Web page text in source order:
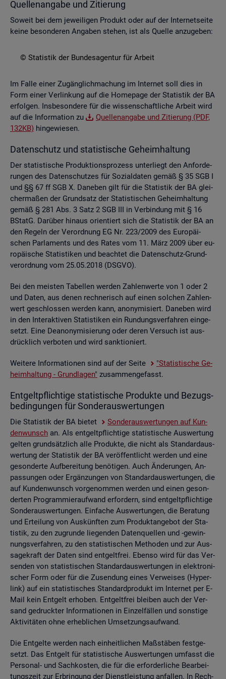
Quel­len­an­ga­be und Zi­tie­rung
So­weit bei dem je­wei­li­gen Pro­dukt oder auf der In­ter­net­sei­te
keine be­son­de­ren An­ga­ben ste­hen, ist als Quel­le an­zu­ge­ben:
© Sta­tis­tik der Bun­des­agen­tur für Ar­beit
Im Falle einer Zu­gäng­lich­ma­chung im In­ter­net soll dies in
Form einer Ver­lin­kung auf die Home­page der Sta­tis­tik der BA
er­fol­gen. Ins­be­son­de­re für die wis­sen­schaft­li­che Ar­beit wird
auf die In­for­ma­ti­on zu
Quel­len­an­ga­be und Zi­tie­rung (PDF,
132KB) hin­ge­wie­sen.
Da­ten­schutz und sta­tis­ti­sche Ge­heim­hal­tung
Der sta­tis­ti­sche Pro­duk­ti­ons­pro­zess un­ter­liegt den An­for­de­
run­gen des Da­ten­schut­zes für So­zi­al­da­ten gemäß § 35 SGB I
und §§ 67 ff SGB X. Da­ne­ben gilt für die Sta­tis­tik der BA glei­
cher­ma­ßen der Grund­satz der Sta­tis­ti­schen Ge­heim­hal­tung
gemäß § 281 Abs. 3 Satz 2 SGB III in Ver­bin­dung mit § 16
BStatG. Dar­über hin­aus ori­en­tiert sich die Sta­tis­tik der BA an
den Re­geln der Ver­ord­nung EG Nr. 223/2009 des Eu­ro­päi­
schen Par­la­ments und des Rates vom 11. März 2009 über eu­
ro­päi­sche Sta­tis­ti­ken und be­ach­tet die Da­ten­schutz-Grund­
ver­ord­nung vom 25.05.2018 (DSGVO).
Bei den meis­ten Ta­bel­len wer­den Zah­len­wer­te von 1 oder 2
und Daten, aus denen rech­ne­risch auf einen sol­chen Zah­len­
wert ge­schlos­sen wer­den kann, an­ony­mi­siert. Da­ne­ben wird
in den In­ter­ak­ti­ven Sta­tis­ti­ken ein Run­dungs­ver­fah­ren ein­ge­
setzt. Eine De­an­ony­mi­sie­rung oder deren Ver­such ist aus­
drück­lich ver­bo­ten und wird sank­tio­niert.
Wei­te­re In­for­ma­tio­nen sind auf der Seite
"Sta­tis­ti­sche Ge­
heim­hal­tung - Grund­la­gen" zu­sam­men­ge­fasst.
Ent­gelt­pflich­ti­ge sta­tis­ti­sche Pro­duk­te und Be­zugs­
be­din­gun­gen für Son­der­aus­wer­tun­gen
Die Sta­tis­tik der BA bie­tet
Son­der­aus­wer­tun­gen auf Kun­
den­wunsch an. Als ent­gelt­pflich­ti­ge sta­tis­ti­sche Aus­wer­tung
gel­ten grund­sätz­lich alle Pro­duk­te, die nicht als Stan­dard­aus­
wer­tung der Sta­tis­tik der BA ver­öf­fent­licht wer­den und eine
ge­son­der­te Auf­be­rei­tung be­nö­ti­gen. Auch Än­de­run­gen, An­
pas­sun­gen oder Er­gän­zun­gen von Stan­dard­aus­wer­tun­gen, die
auf Kun­den­wunsch vor­ge­nom­men wer­den und einen ge­son­
der­ten Pro­gram­mier­auf­wand er­for­dern, sind ent­gelt­pflich­ti­ge
Son­der­aus­wer­tun­gen. Ein­fa­che Aus­wer­tun­gen, die Be­ra­tung
und Er­tei­lung von Aus­künf­ten zum Pro­dukt­an­ge­bot der Sta­
tis­tik, zu den zu­grun­de lie­gen­den Da­ten­quel­len und -ge­win­
nungs­ver­fah­ren, zu den sta­tis­ti­schen Me­tho­den und zur Aus­
sa­ge­kraft der Daten sind ent­gelt­frei. Eben­so wird für das Ver­
sen­den von sta­tis­ti­schen Stan­dard­aus­wer­tun­gen in elek­tro­ni­
scher Form oder für die Zu­sen­dung eines Ver­wei­ses (Hy­per­
link) auf ein sta­tis­ti­sches Stan­dard­pro­dukt im In­ter­net per E-
Mail kein Ent­gelt er­ho­ben. Ent­gelt­frei blei­ben auch der Ver­
sand ge­druck­ter In­for­ma­tio­nen in Ein­zel­fäl­len und sons­ti­ge
Ak­ti­vi­tä­ten ohne er­heb­li­chen Um­set­zungs­auf­wand.
Die Ent­gel­te wer­den nach ein­heit­li­chen Maß­stä­ben fest­ge­
setzt. Das Ent­gelt für sta­tis­ti­sche Aus­wer­tun­gen um­fasst die
Per­so­nal- und Sach­kos­ten, die für die er­for­der­li­che Be­ar­bei­
tungs­zeit zur Er­brin­gung der Dienst­leis­tung an­fal­len. In Rech­